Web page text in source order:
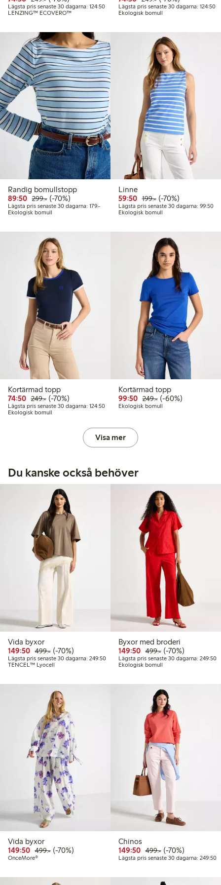
Lägsta pris senaste 30 dagarna: 124:50Lägsta pris senaste 30 dagarna: 124,50 kr
LENZING™ ECOVERO™
Lägsta pris senaste 30 dagarna: 124:50
Ekologisk bomull
Randig bomullstopp
89:50 Rabatterat pris: 89,50 kr
299:-Ordinarie pris: 299,00 kr
70% rabatt
(-70%)
Lägsta pris senaste 30 dagarna: 179:-Lägsta pris senaste 30 dagarna: 179,00 kr
Ekologisk bomull
Linne
59:50 Rabatterat pris: 59,50 kr
199:-Ordinarie pris:
70% rabatt
(-70%)
Lägsta pris senaste 30 dagarna: 99:50
Ekologisk bomull
Kortärmad topp
74:50 Rabatterat pris: 74,50 kr
249:-Ordinarie pris: 249,00 kr
70% rabatt
(-70%)
Lägsta pris senaste 30 dagarna: 124:50Lägsta pris senaste 30 dagarna: 124,50 kr
Ekologisk bomull
Kortärmad topp
99:50 Rabatterat pris: 99,50 kr
249:-Ordinarie pris:
60% rabatt
(-60%)
Ekologisk bomull
Visa mer
Du kanske också behöver
Vida byxor
149:50 Rabatterat pris: 149,50 kr
499:-Ordinarie pris: 499,00 kr
70% rabatt
(-70%)
Lägsta pris senaste 30 dagarna: 249:50Lägsta pris senaste 30 dagarna: 249,50 kr
TENCEL™ Lyocell
Byxor med broderi
149:50 Rabatterat pris: 149,50
499:-Ordinarie pris:
70% rabatt
(-70%)
Lägsta pris senaste 30 dagarna: 249:50
Ekologisk bomull
Vida byxor
149:50 Rabatterat pris: 149,50 kr
499:-Ordinarie pris: 499,00 kr
70% rabatt
(-70%)
OnceMore®
Chinos
149:50 Rabatterat pris: 149,50
499:-Ordinarie pris:
70% rabatt
(-70%)
Lägsta pris senaste 30 dagarna: 249:50